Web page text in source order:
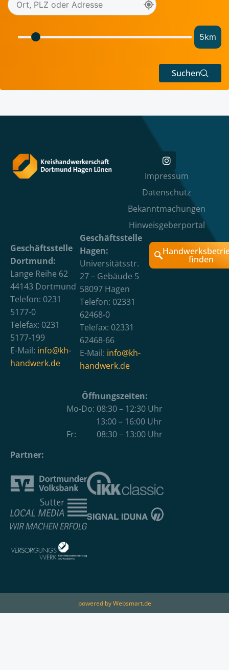
5km
Suchen
Impressum
Datenschutz
Bekanntmachungen
Hinweisgeberportal
Geschäftsstelle
Dortmund:
Lange Reihe 62
44143 Dortmund
Telefon: 0231
5177-0
Telefax: 0231
5177-199
E-Mail: info@kh-
handwerk.de
Geschäftsstelle
Hagen:
Universitätsstr.
27 – Gebäude 5
58097 Hagen
Telefon: 02331
62468-0
Telefax: 02331
62468-66
E-Mail: info@kh-
handwerk.de
finden
Öffnungszeiten:
Mo-Do: 08:30 – 12:30 Uhr
13:00 – 16:00 Uhr
Fr: 08:30 – 13:00 Uhr
Partner:
powered by Websmart.de